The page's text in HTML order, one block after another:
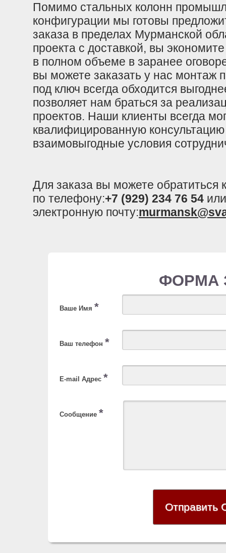
Помимо стальных колонн
конфигурации мы готовы
заказа в пределах Мурманской
проекта с доставкой, вы
в полном объеме в заранее
вы можете заказать у нас монтаж
под ключ всегда обходится
позволяет нам браться за
проектов. Наши клиенты всегда
квалифицированную
взаимовыгодные условия
Для заказа вы можете
по телефону:+7 (929) 234 76 54
электронную почту:
ФОРМА
Ваше Имя *
Ваш телефон *
E-mail Адрес *
Сообщение *